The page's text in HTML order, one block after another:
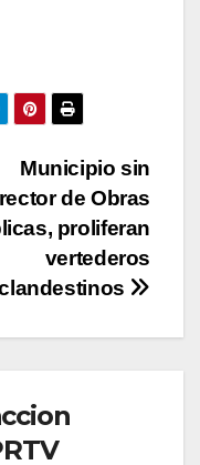
Municipio sin
de Obras
proliferan
vertederos